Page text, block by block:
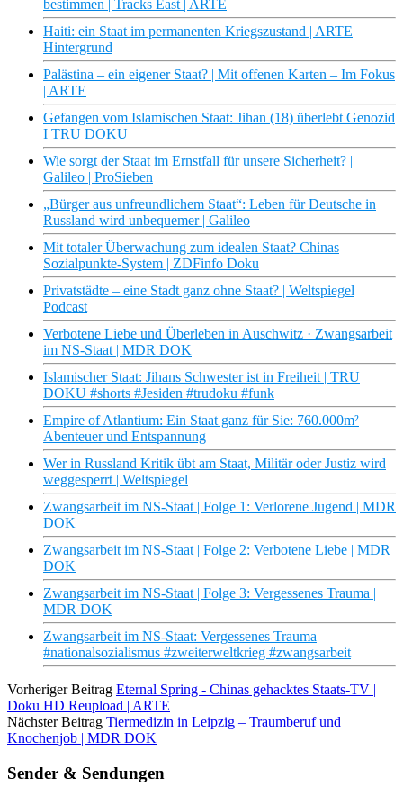
bestimmen | Tracks East | ARTE
Haiti: ein Staat im permanenten Kriegszustand | ARTE
Hintergrund
Palästina – ein eigener Staat? | Mit offenen Karten – Im Fokus
| ARTE
Gefangen vom Islamischen Staat: Jihan (18) überlebt Genozid
I TRU DOKU
Wie sorgt der Staat im Ernstfall für unsere Sicherheit? |
Galileo | ProSieben
„Bürger aus unfreundlichem Staat“: Leben für Deutsche in
Russland wird unbequemer | Galileo
Mit totaler Überwachung zum idealen Staat? Chinas
Sozialpunkte-System | ZDFinfo Doku
Privatstädte – eine Stadt ganz ohne Staat? | Weltspiegel
Podcast
Verbotene Liebe und Überleben in Auschwitz · Zwangsarbeit
im NS-Staat | MDR DOK
Islamischer Staat: Jihans Schwester ist in Freiheit | TRU
DOKU #shorts #Jesiden #trudoku #funk
Empire of Atlantium: Ein Staat ganz für Sie: 760.000m²
Abenteuer und Entspannung
Wer in Russland Kritik übt am Staat, Militär oder Justiz wird
weggesperrt | Weltspiegel
Zwangsarbeit im NS-Staat | Folge 1: Verlorene Jugend | MDR
DOK
Zwangsarbeit im NS-Staat | Folge 2: Verbotene Liebe | MDR
DOK
Zwangsarbeit im NS-Staat | Folge 3: Vergessenes Trauma |
MDR DOK
Zwangsarbeit im NS-Staat: Vergessenes Trauma
#nationalsozialismus #zweiterweltkrieg #zwangsarbeit
Vorheriger Beitrag Eternal Spring - Chinas gehacktes Staats-TV |
Doku HD Reupload | ARTE
Nächster Beitrag Tiermedizin in Leipzig – Traumberuf und
Knochenjob | MDR DOK
Sender & Sendungen